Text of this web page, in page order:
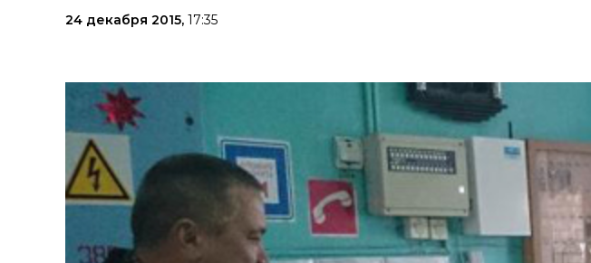
24 декабря 2015, 17:35